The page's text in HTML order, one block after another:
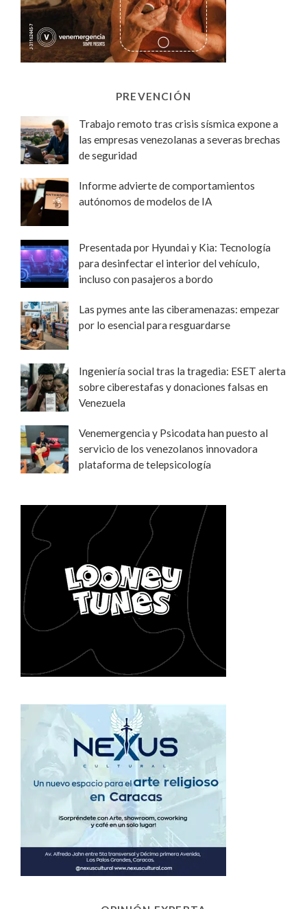
PREVENCIÓN
Trabajo remoto tras crisis sísmica expone a
las empresas venezolanas a severas brechas
de seguridad
Informe advierte de comportamientos
autónomos de modelos de IA
Presentada por Hyundai y Kia: Tecnología
para desinfectar el interior del vehículo,
incluso con pasajeros a bordo
Las pymes ante las ciberamenazas: empezar
por lo esencial para resguardarse
Ingeniería social tras la tragedia: ESET alerta
sobre ciberestafas y donaciones falsas en
Venezuela
Venemergencia y Psicodata han puesto al
servicio de los venezolanos innovadora
plataforma de telepsicología